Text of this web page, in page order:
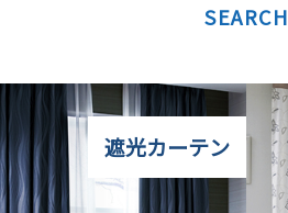
SEARCH
遮光カーテン